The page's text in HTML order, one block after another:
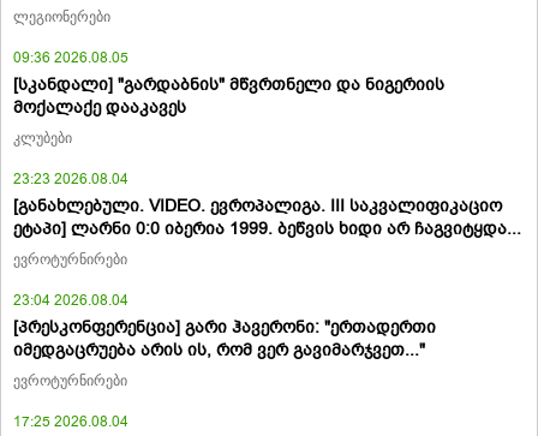
ლეგიონერები
09:36 2026.08.05
[სკანდალი] "გარდაბნის" მწვრთნელი და ნიგერიის
მოქალაქე დააკავეს
კლუბები
23:23 2026.08.04
[განახლებული. VIDEO. ევროპალიგა. III საკვალიფიკაციო
ეტაპი] ლარნი 0:0 იბერია 1999. ბეწვის ხიდი არ ჩაგვიტყდა...
ევროტურნირები
23:04 2026.08.04
[პრესკონფერენცია] გარი ჰავერონი: "ერთადერთი
იმედგაცრუება არის ის, რომ ვერ გავიმარჯვეთ..."
ევროტურნირები
17:25 2026.08.04